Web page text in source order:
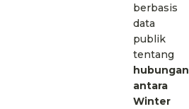
berbasis
data
publik
tentang
hubungan
antara
Winter